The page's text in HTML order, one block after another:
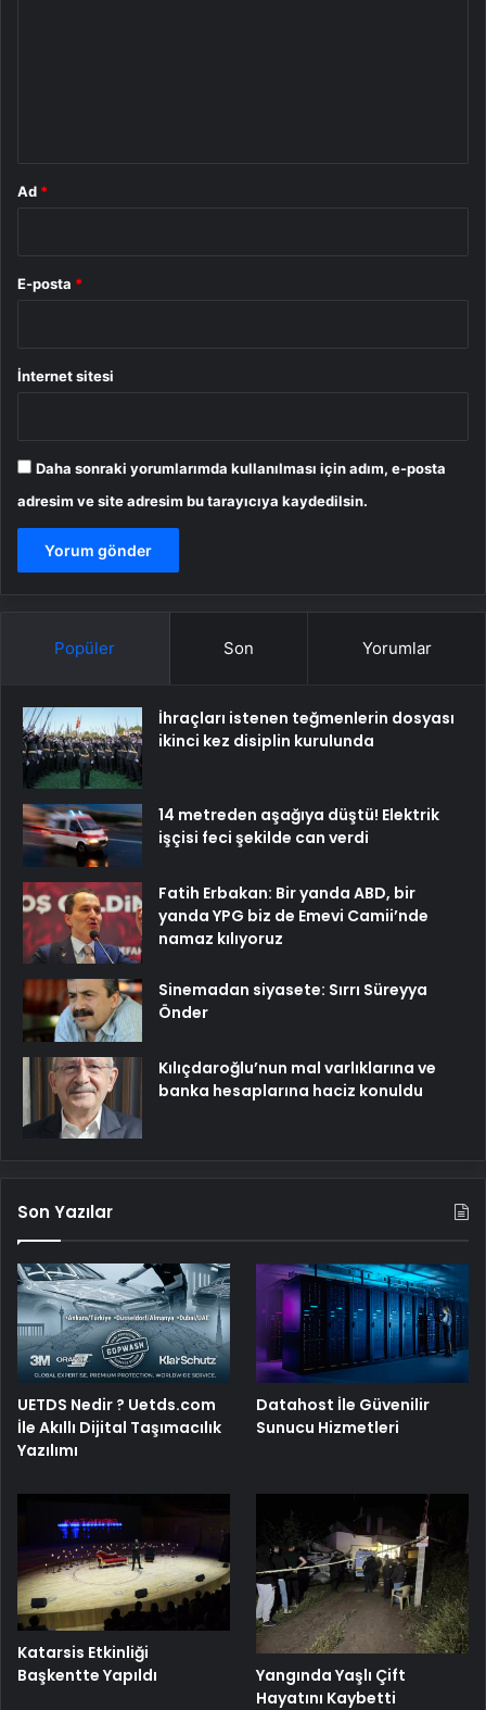
Ad *
E-posta *
İnternet sitesi
Daha sonraki yorumlarımda kullanılması için adım, e-posta
adresim ve site adresim bu tarayıcıya kaydedilsin.
Popüler Son Yorumlar
İhraçları istenen teğmenlerin dosyası
ikinci kez disiplin kurulunda
14 metreden aşağıya düştü! Elektrik
işçisi feci şekilde can verdi
Fatih Erbakan: Bir yanda ABD, bir
yanda YPG biz de Emevi Camii’nde
namaz kılıyoruz
Sinemadan siyasete: Sırrı Süreyya
Önder
Kılıçdaroğlu’nun mal varlıklarına ve
banka hesaplarına haciz konuldu
Son Yazılar
UETDS Nedir ? Uetds.com
İle Akıllı Dijital Taşımacılık
Yazılımı
Datahost İle Güvenilir
Sunucu Hizmetleri
Katarsis Etkinliği
Başkentte Yapıldı
Yangında Yaşlı Çift
Hayatını Kaybetti